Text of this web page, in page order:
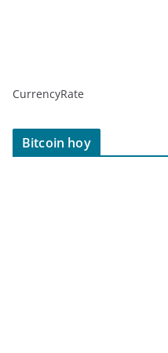
CurrencyRate
Bitcoin hoy